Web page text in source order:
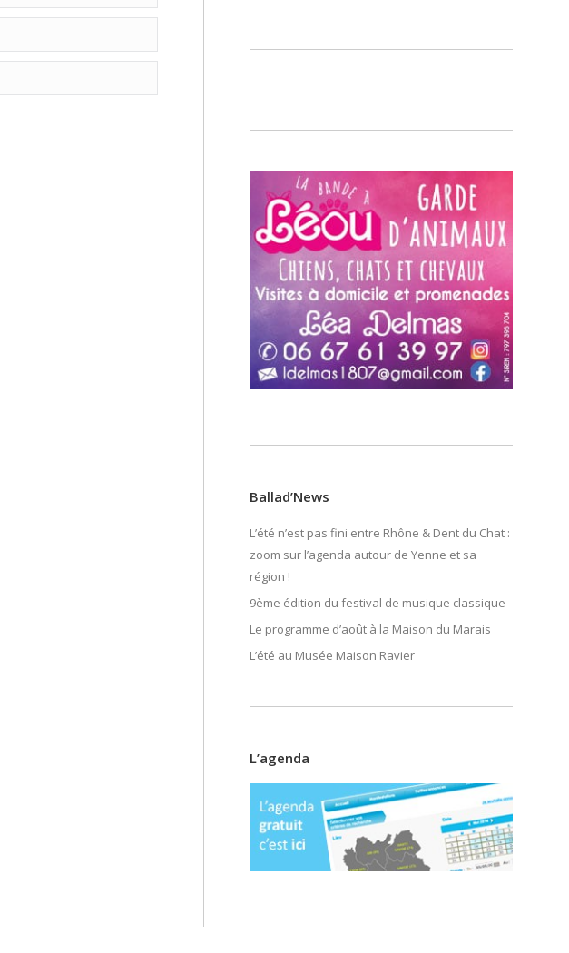
Ballad’News
L’été n’est pas fini entre Rhône & Dent du Chat :
zoom sur l’agenda autour de Yenne et sa
région !
9ème édition du festival de musique classique
Le programme d’août à la Maison du Marais
L’été au Musée Maison Ravier
L’agenda